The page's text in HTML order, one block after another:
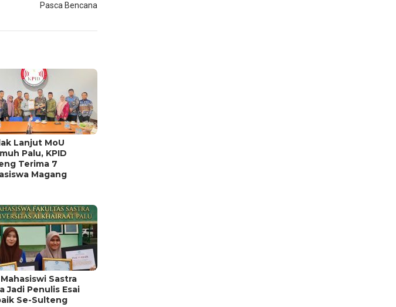
Pasca Bencana
Lanjut MoU
Palu, KPID
Terima 7
Magang
Sastra
Jadi Penulis Esai
Se-Sulteng